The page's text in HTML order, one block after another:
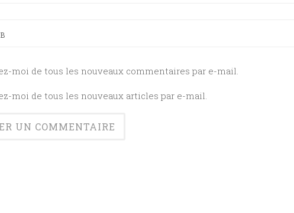
moi de tous les nouveaux commentaires par e-mail.
moi de tous les nouveaux articles par e-mail.